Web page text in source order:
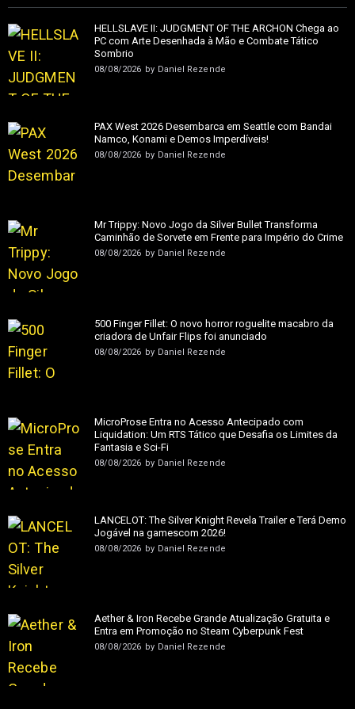
HELLSLAVE II: JUDGMENT OF THE ARCHON Chega ao
PC com Arte Desenhada à Mão e Combate Tático
Sombrio
08/08/2026 by Daniel Rezende
PAX West 2026 Desembarca em Seattle com Bandai
Namco, Konami e Demos Imperdíveis!
08/08/2026 by Daniel Rezende
Mr Trippy: Novo Jogo da Silver Bullet Transforma
Caminhão de Sorvete em Frente para Império do Crime
08/08/2026 by Daniel Rezende
500 Finger Fillet: O novo horror roguelite macabro da
criadora de Unfair Flips foi anunciado
08/08/2026 by Daniel Rezende
MicroProse Entra no Acesso Antecipado com
Liquidation: Um RTS Tático que Desafia os Limites da
Fantasia e Sci-Fi
08/08/2026 by Daniel Rezende
LANCELOT: The Silver Knight Revela Trailer e Terá Demo
Jogável na gamescom 2026!
08/08/2026 by Daniel Rezende
Aether & Iron Recebe Grande Atualização Gratuita e
Entra em Promoção no Steam Cyberpunk Fest
08/08/2026 by Daniel Rezende